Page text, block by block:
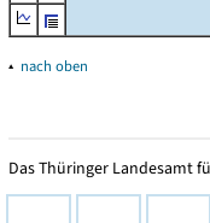
▴ nach oben
Das Thüringer Landesamt